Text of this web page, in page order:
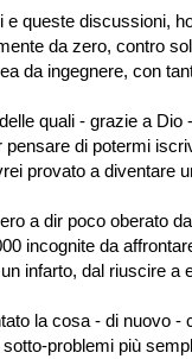
e queste discussioni,
da zero, contro
da ingegnere, con
quali - grazie a
di potermi
provato a diventare
a dir poco oberato
incognite da
infarto, dal riuscire a
la cosa - di nuovo
problemi più